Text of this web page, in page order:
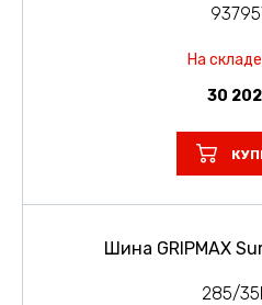
На
30 202
Шина GRIPMAX
285/